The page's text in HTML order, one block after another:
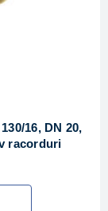
16, DN 20,
racorduri